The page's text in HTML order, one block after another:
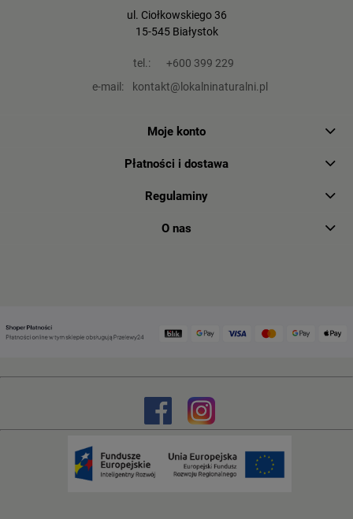
ul. Ciołkowskiego 36
15-545 Białystok
tel.:
+600 399 229
e-mail:
kontakt@lokalninaturalni.pl
Moje konto
Płatności i dostawa
Regulaminy
O nas